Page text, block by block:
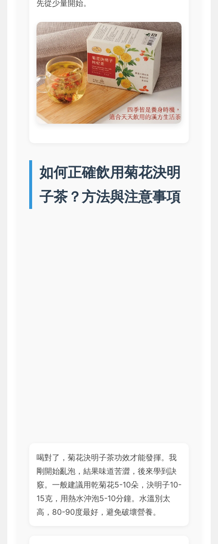
先從少量開始。
如何正確飲用菊花決明
子茶？方法與注意事項
喝對了，菊花決明子茶功效才能發揮。我
剛開始亂泡，結果味道苦澀，後來學到訣
竅。一般建議用乾菊花5-10朵，決明子10-
15克，用熱水沖泡5-10分鐘。水溫別太
高，80-90度最好，避免破壞營養。